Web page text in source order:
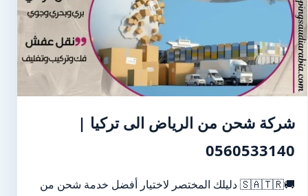
شركة شحن من الرياض الى تركيا |
0560533140
🚚🇸🇦🇹🇷 دليلك المختصر لاختيار أفضل خدمة شحن من